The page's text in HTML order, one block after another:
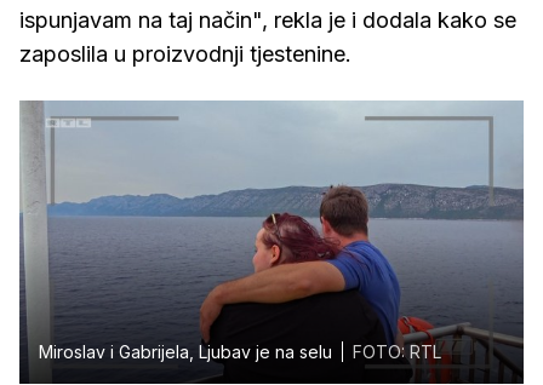
ispunjavam na taj način", rekla je i dodala kako se
zaposlila u proizvodnji tjestenine.
Miroslav i Gabrijela, Ljubav je na selu FOTO: RTL